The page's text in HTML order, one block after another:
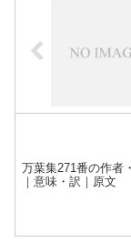
万葉集271番の作者
｜意味・訳｜原文